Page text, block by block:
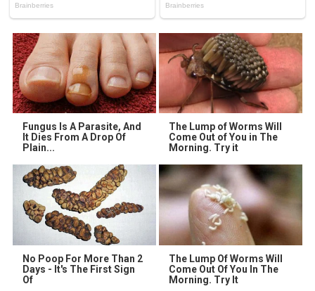
Fungus Is A Parasite, And
It Dies From A Drop Of
Plain...
The Lump of Worms Will
Come Out of You in The
Morning. Try it
No Poop For More Than 2
Days - It's The First Sign
Of
The Lump Of Worms Will
Come Out Of You In The
Morning. Try It